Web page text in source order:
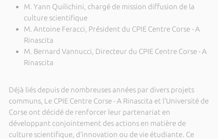
M. Yann Quilichini, chargé de mission diffusion de la
culture scientifique
M. Antoine Feracci, Président du CPIE Centre Corse - A
Rinascita
M. Bernard Vannucci, Directeur du CPIE Centre Corse - A
Rinascita
Déjà liés depuis de nombreuses années par divers projets
communs, Le CPIE Centre Corse - A Rinascita et l’Université de
Corse ont décidé de renforcer leur partenariat en
développant conjointement des actions en matière de
culture scientifique, d’innovation ou de vie étudiante. Ce